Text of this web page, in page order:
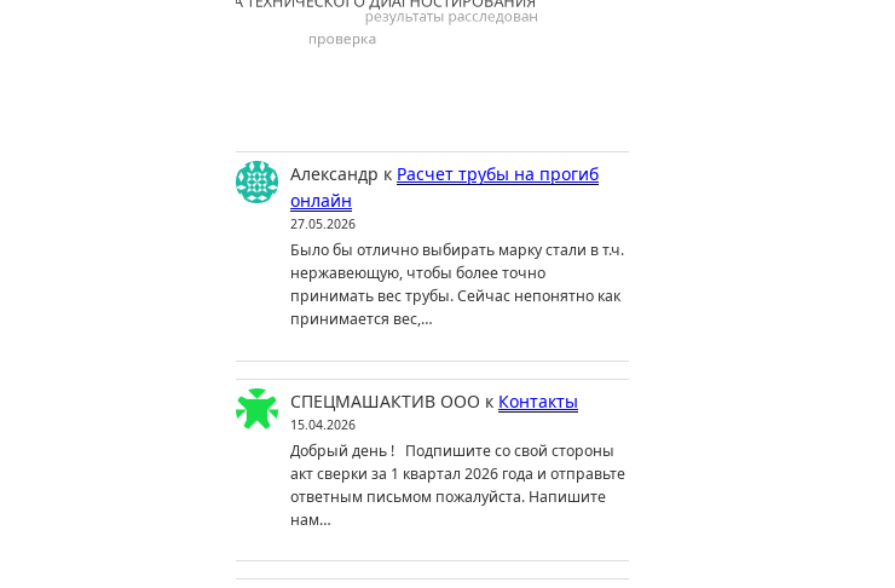
Александр к Расчет трубы на прогиб
онлайн
27.05.2026
Было бы отлично выбирать марку стали в т.ч.
нержавеющую, чтобы более точно
принимать вес трубы. Сейчас непонятно как
принимается вес,…
СПЕЦМАШАКТИВ ООО к Контакты
15.04.2026
Добрый день ! Подпишите со свой стороны
акт сверки за 1 квартал 2026 года и отправьте
ответным письмом пожалуйста. Напишите
нам…